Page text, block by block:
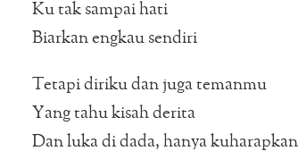
Ku tak sampai hati
Biarkan engkau sendiri
Tetapi diriku dan juga temanmu
Yang tahu kisah derita
Dan luka di dada, hanya kuharapkan